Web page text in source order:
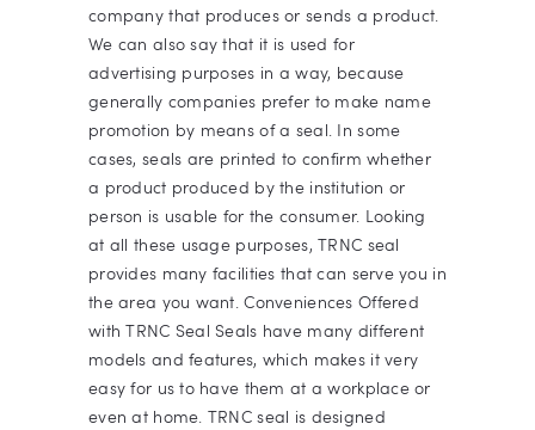
company that produces or sends a product.
We can also say that it is used for
advertising purposes in a way, because
generally companies prefer to make name
promotion by means of a seal. In some
cases, seals are printed to confirm whether
a product produced by the institution or
person is usable for the consumer. Looking
at all these usage purposes, TRNC seal
provides many facilities that can serve you in
the area you want. Conveniences Offered
with TRNC Seal Seals have many different
models and features, which makes it very
easy for us to have them at a workplace or
even at home. TRNC seal is designed